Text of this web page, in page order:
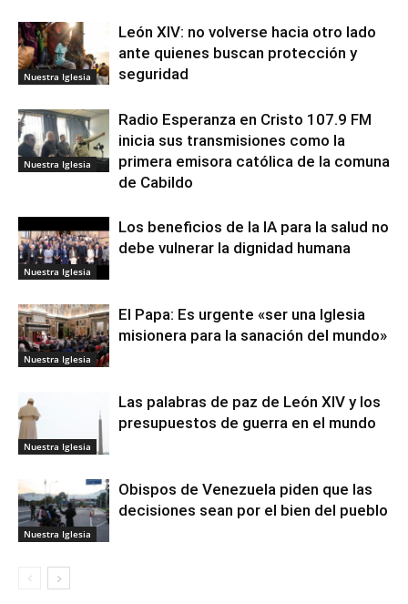
Nuestra Iglesia
León XIV: no volverse hacia otro lado
ante quienes buscan protección y
seguridad
Nuestra Iglesia
Radio Esperanza en Cristo 107.9 FM
inicia sus transmisiones como la
primera emisora católica de la comuna
de Cabildo
Nuestra Iglesia
Los beneficios de la IA para la salud no
debe vulnerar la dignidad humana
Nuestra Iglesia
El Papa: Es urgente «ser una Iglesia
misionera para la sanación del mundo»
Nuestra Iglesia
Las palabras de paz de León XIV y los
presupuestos de guerra en el mundo
Nuestra Iglesia
Obispos de Venezuela piden que las
decisiones sean por el bien del pueblo